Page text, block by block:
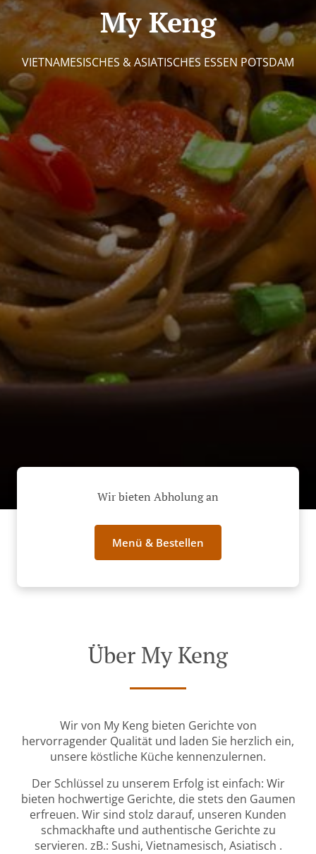
My Keng
VIETNAMESISCHES & ASIATISCHES ESSEN POTSDAM
Wir bieten Abholung an
Menü & Bestellen
Über My Keng
Wir von My Keng bieten Gerichte von
hervorragender Qualität und laden Sie herzlich ein,
unsere köstliche Küche kennenzulernen.
Der Schlüssel zu unserem Erfolg ist einfach: Wir
bieten hochwertige Gerichte, die stets den Gaumen
erfreuen. Wir sind stolz darauf, unseren Kunden
schmackhafte und authentische Gerichte zu
servieren. zB.: Sushi, Vietnamesisch, Asiatisch .